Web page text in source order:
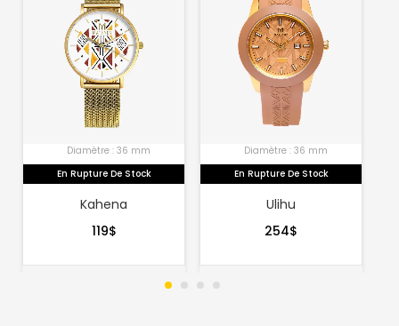
Diamètre : 36 mm
En Rupture De Stock
Kahena
119$
Diamètre : 36 mm
En Rupture De Stock
Ulihu
254$